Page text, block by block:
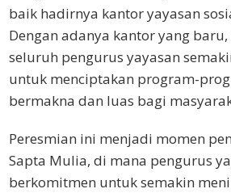
baik hadirnya kantor yayasan
Dengan adanya kantor yang
seluruh pengurus yayasan
untuk menciptakan program-
bermakna dan luas bagi
Peresmian ini menjadi momen
Sapta Mulia, di mana pengurus
berkomitmen untuk semakin